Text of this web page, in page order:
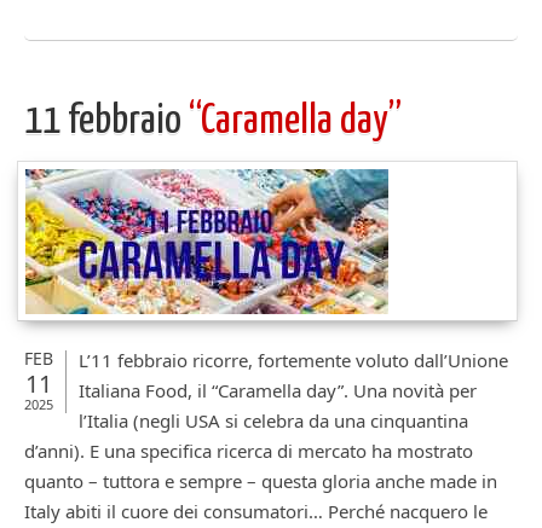
11 febbraio “Caramella day”
FEB
11
2025
L’11 febbraio ricorre, fortemente voluto dall’Unione
Italiana Food, il “Caramella day”. Una novità per
l’Italia (negli USA si celebra da una cinquantina
d’anni). E una specifica ricerca di mercato ha mostrato
quanto – tuttora e sempre – questa gloria anche made in
Italy abiti il cuore dei consumatori… Perché nacquero le